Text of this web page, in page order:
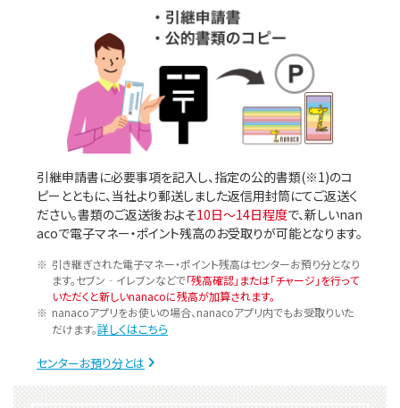
引継申請書に必要事項を記入し、指定の公的書類(※1)のコ
ピーとともに、当社より郵送しました返信用封筒にてご返送く
ださい。書類のご返送後およそ10日～14日程度で、新しいnan
acoで電子マネー・ポイント残高のお受取りが可能となります。
引き継ぎされた電子マネー・ポイント残高はセンターお預り分となり
ます。セブン‐イレブンなどで「残高確認」または「チャージ」を行って
いただくと新しいnanacoに残高が加算されます。
nanacoアプリをお使いの場合、nanacoアプリ内でもお受取りいた
だけます。詳しくはこちら
センターお預り分とは